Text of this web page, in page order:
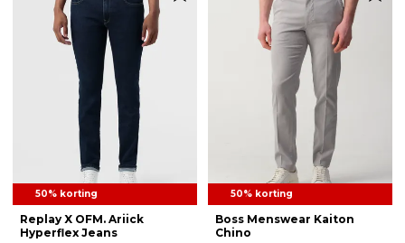
50% korting
Replay X OFM. Ariick
Hyperflex Jeans
50% korting
Boss Menswear Kaiton
Chino